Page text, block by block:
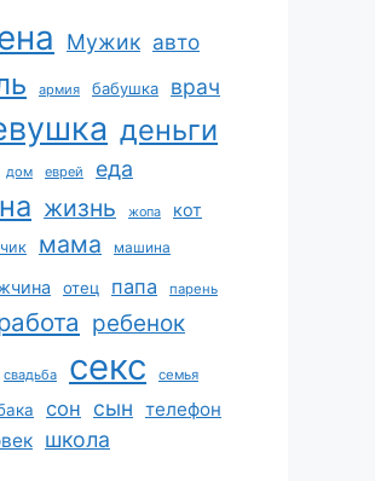
Мужик авто
армия бабушка врач
деньги
дом еврей еда
жизнь жопа кот
мама машина
отец папа парень
ребенок
свадьба секс семья
сон сын телефон
школа